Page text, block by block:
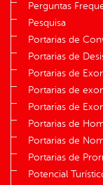
Perguntas
Pesquisa
Portarias de
Portarias de
Portarias de
Portarias de
Portarias de
Portarias de
Portarias de
Portarias de
Potencial